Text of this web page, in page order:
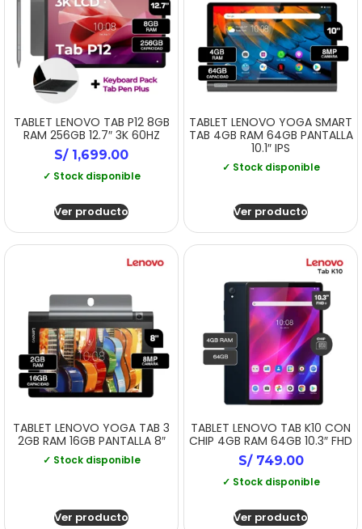
TABLET LENOVO TAB P12 8GB
RAM 256GB 12.7″ 3K 60HZ
S/1,699.00
✓ Stock disponible
Ver producto
TABLET LENOVO YOGA SMART
TAB 4GB RAM 64GB PANTALLA
10.1″ IPS
✓ Stock disponible
Ver producto
TABLET LENOVO YOGA TAB 3
2GB RAM 16GB PANTALLA 8″
✓ Stock disponible
Ver producto
TABLET LENOVO TAB K10 CON
CHIP 4GB RAM 64GB 10.3″ FHD
S/749.00
✓ Stock disponible
Ver producto